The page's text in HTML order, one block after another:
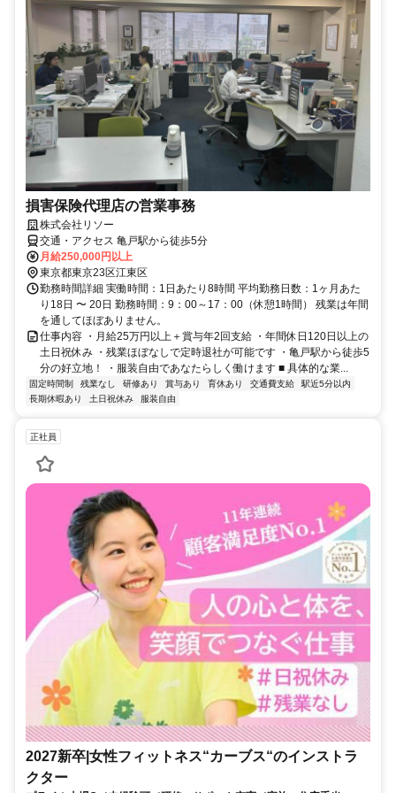
損害保険代理店の営業事務
株式会社リソー
交通・アクセス 亀戸駅から徒歩5分
月給250,000円以上
東京都東京23区江東区
勤務時間詳細 実働時間：1日あたり8時間 平均勤務日数：1ヶ月あた
り18日 〜 20日 勤務時間：9：00～17：00（休憩1時間） 残業は年間
を通してほぼありません。
仕事内容 ・月給25万円以上＋賞与年2回支給 ・年間休日120日以上の
土日祝休み ・残業ほぼなしで定時退社が可能です ・亀戸駅から徒歩5
分の好立地！ ・服装自由であなたらしく働けます ■ 具体的な業...
固定時間制 残業なし 研修あり 賞与あり 育休あり 交通費支給
駅近5分以内
長期休暇あり
土日祝休み 服装自由
正社員
2027新卒|女性フィットネス“カーブス“のインストラ
クター